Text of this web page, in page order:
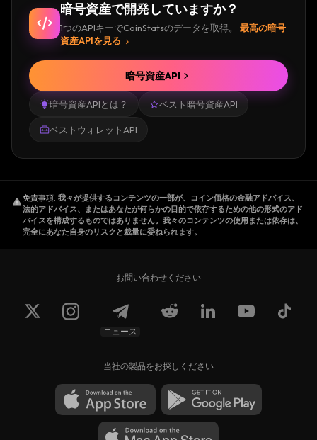
暗号資産で開発していますか？
1つのAPIキーでCoinStatsのデータを取得。
最高の暗号
資産APIを見る
暗号資産APIとは？ ベスト暗号資産API
ベストウォレットAPI
暗号資産API
免責事項. 我々が提供するコンテンツの一部が、コイン価格の金融アドバイス、
法的アドバイス、またはあなたが何らかの目的で依存するための他の形式のアド
バイスを構成するものではありません。我々のコンテンツの使用または依存は、
完全にあなた自身のリスクと裁量に委ねられます。
お問い合わせください
ニュース
当社の製品をお探しください